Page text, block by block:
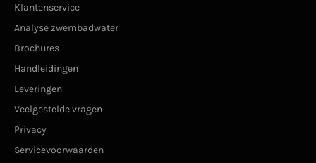
Klantenservice
Analyse zwembadwater
Brochures
Handleidingen
Leveringen
Veelgestelde vragen
Privacy
Servicevoorwaarden